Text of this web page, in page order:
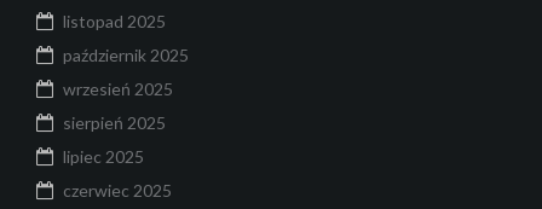
listopad 2025
październik 2025
wrzesień 2025
sierpień 2025
lipiec 2025
czerwiec 2025